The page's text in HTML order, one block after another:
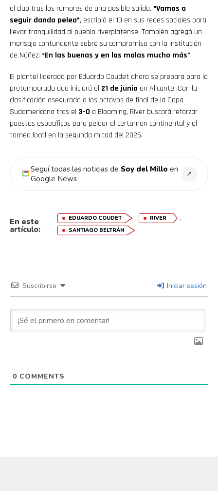
el club tras los rumores de una posible salida. “Vamos a
seguir dando pelea”, escribió el 10 en sus redes sociales para
llevar tranquilidad al pueblo riverplatense. También agregó un
mensaje contundente sobre su compromiso con la institución
de Núñez: “En las buenas y en las malas mucho más”.
El plantel liderado por Eduardo Coudet ahora se prepara para la
pretemporada que iniciará el 21 de junio en Alicante. Con la
clasificación asegurada a los octavos de final de la Copa
Sudamericana tras el 3-0 a Blooming, River buscará reforzar
puestos específicos para pelear el certamen continental y el
torneo local en la segunda mitad del 2026.
Seguí todas las noticias de Soy del Millo en
Google News
↗
En este
artículo:
EDUARDO COUDET , RIVER ,
SANTIAGO BELTRÁN
Suscribirse Iniciar sesión
0 COMMENTS
Flipboard
Pinterest
Whatsapp